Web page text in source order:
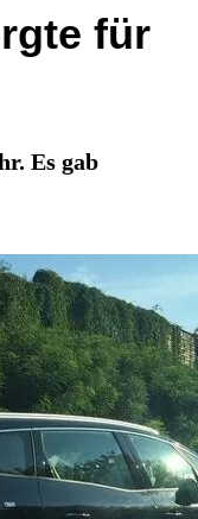
für
Es gab